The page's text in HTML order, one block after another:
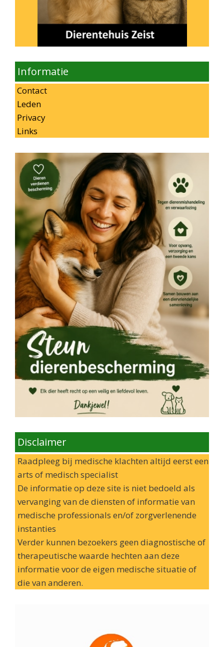
Informatie
Contact
Leden
Privacy
Links
Disclaimer
Raadpleeg bij medische klachten altijd eerst een
arts of medisch specialist
De informatie op deze site is niet bedoeld als
vervanging van de diensten of informatie van
medische professionals en/of zorgverlenende
instanties
Verder kunnen bezoekers geen diagnostische of
therapeutische waarde hechten aan deze
informatie voor de eigen medische situatie of
die van anderen.